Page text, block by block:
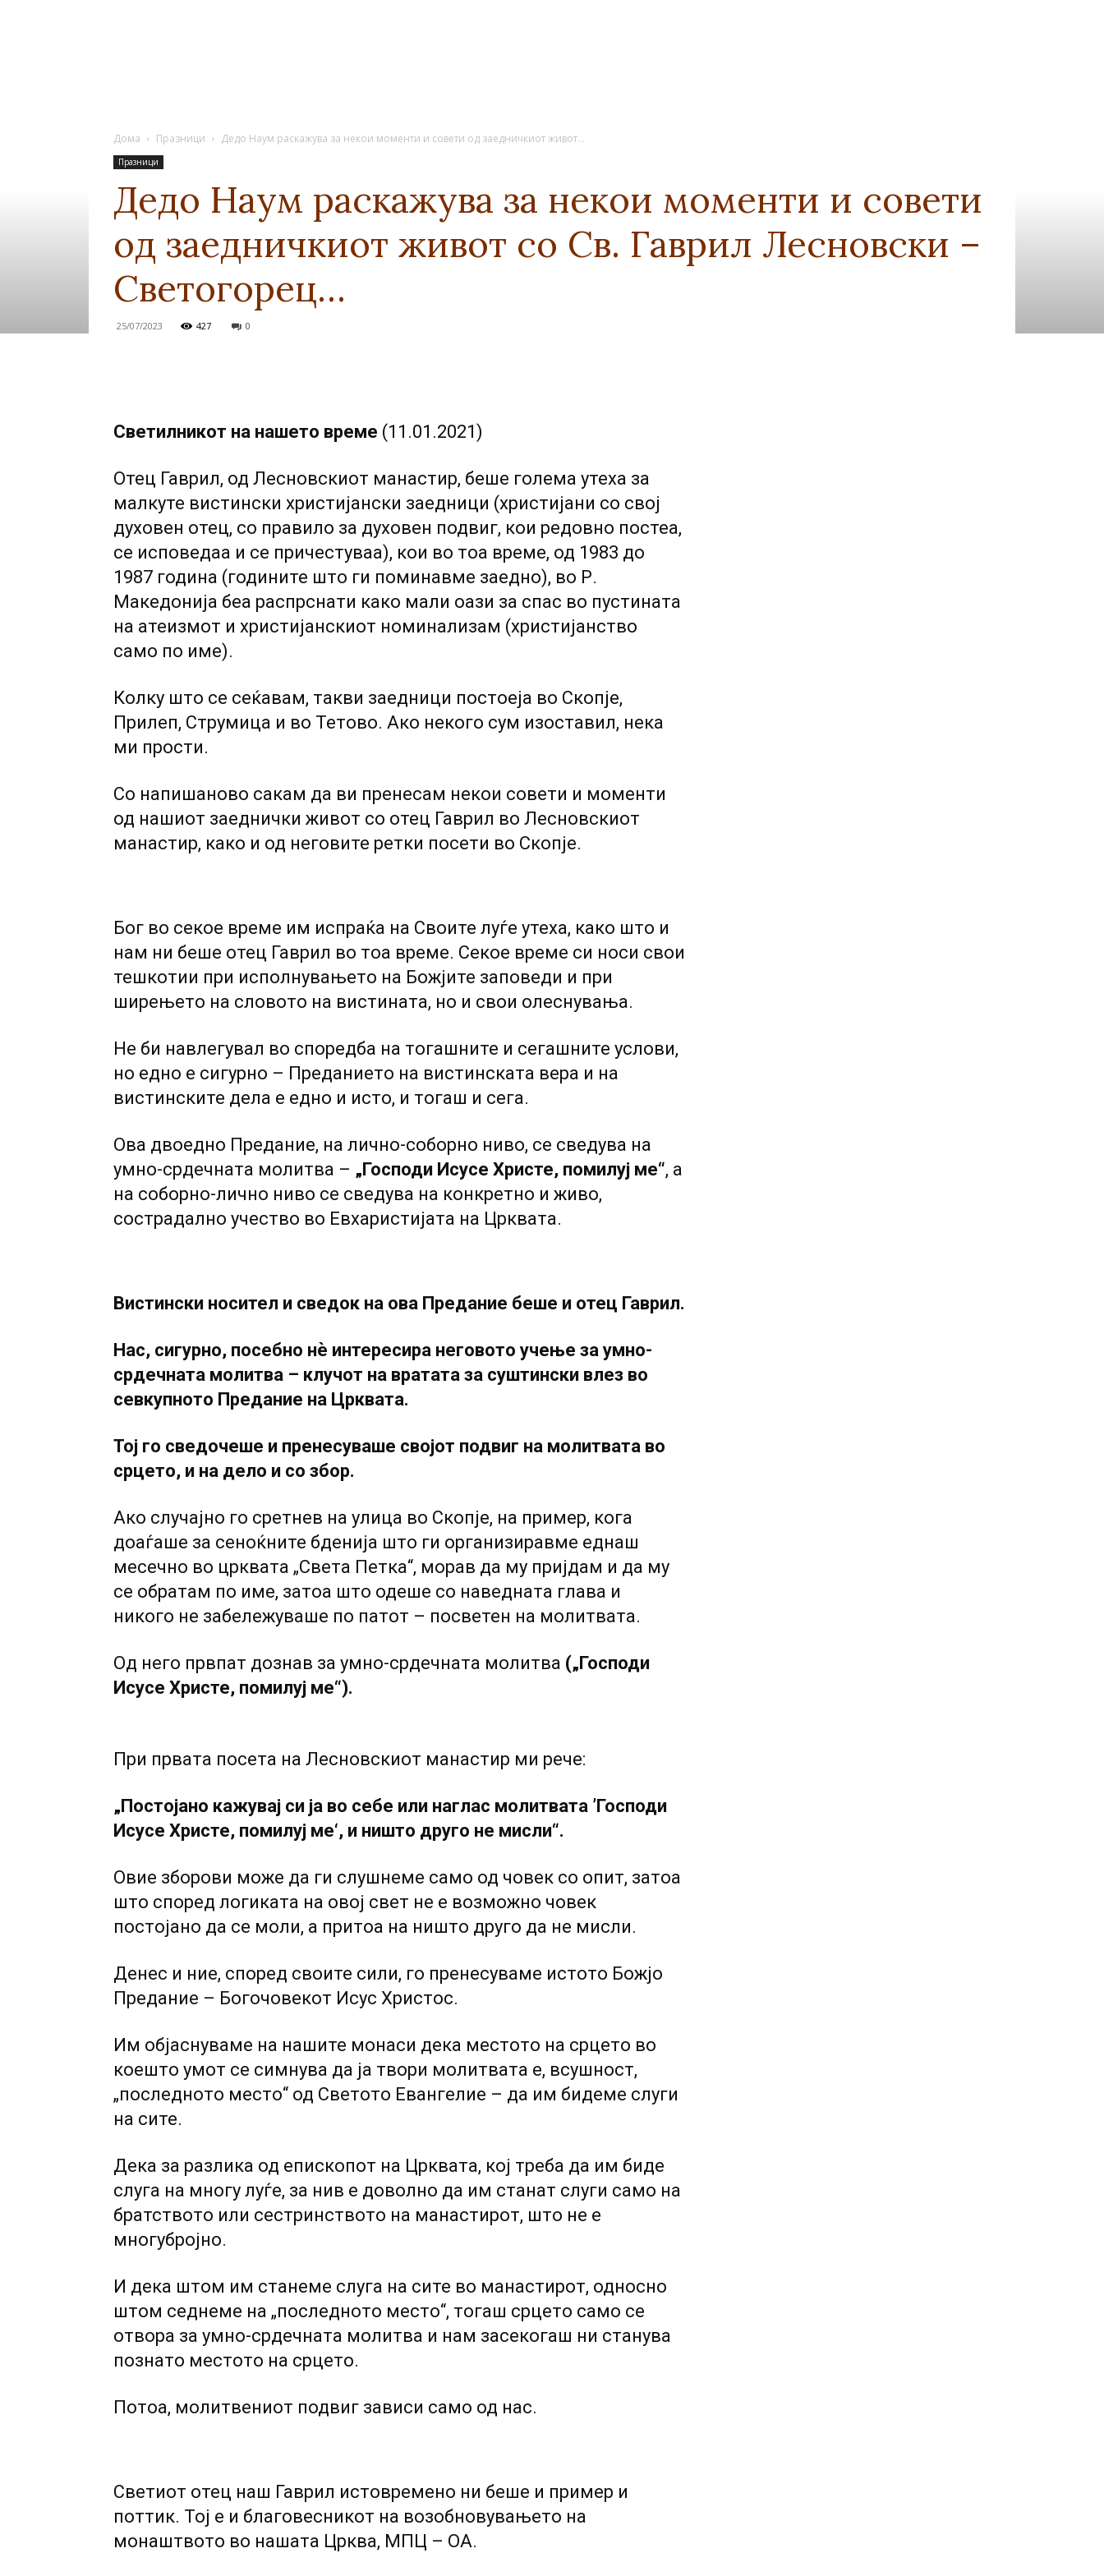
Дома Празници Дедо Наум раскажува за некои моменти и совети од заедничкиот живот...
Празници
Дедо Наум раскажува за некои моменти и совети
од заедничкиот живот со Св. Гаврил Лесновски –
Светогорец…
25/07/2023 427 0
Светилникот на нашето време (11.01.2021)
Отец Гаврил, од Лесновскиот манастир, беше голема утеха за
малкуте вистински христијански заедници (христијани со свој
духовен отец, со правило за духовен подвиг, кои редовно постеа,
се исповедаа и се причестуваа), кои во тоа време, од 1983 до
1987 година (годините што ги поминавме заедно), во Р.
Македонија беа распрснати како мали оази за спас во пустината
на атеизмот и христијанскиот номинализам (христијанство
само по име).
Колку што се сеќавам, такви заедници постоеjа во Скопје,
Прилеп, Струмица и во Тетово. Ако некого сум изоставил, нека
ми прости.
Со напишаново сакам да ви пренесам некои совети и моменти
од нашиот заеднички живот со отец Гаврил во Лесновскиот
манастир, како и од неговите ретки посети во Скопје.
Бог во секое време им испраќа на Своите луѓе утеха, како што и
нам ни беше отец Гаврил во тоа време. Секое време си носи свои
тешкотии при исполнувањето на Божјите заповеди и при
ширењето на словото на вистината, но и свои олеснувања.
Не би навлегувал во споредба на тогашните и сегашните услови,
но едно е сигурно – Преданието на вистинската вера и на
вистинските дела е едно и исто, и тогаш и сега.
Ова двоедно Предание, на лично-соборно ниво, се сведува на
умно-срдечната молитва – „Господи Исусе Христе, помилуј ме“, а
на соборно-лично ниво се сведува на конкретно и живо,
сострадално учество во Евхаристијата на Црквата.
Вистински носител и сведок на ова Предание беше и отец Гаврил.
Нас, сигурно, посебно нѐ интересира неговото учење за умно-
срдечната молитва – клучот на вратата за суштински влез во
севкупното Предание на Црквата.
Тој го сведочеше и пренесуваше својот подвиг на молитвата во
срцето, и на дело и со збор.
Ако случајно го сретнев на улица во Скопје, на пример, кога
доаѓаше за сеноќните бденија што ги организиравме еднаш
месечно во црквата „Света Петка“, морав да му пријдам и да му
се обратам по име, затоа што одеше со наведната глава и
никого не забележуваше по патот – посветен на молитвата.
Од него првпат дознав за умно-срдечната молитва („Господи
Исусе Христе, помилуј ме“).
При првата посета на Лесновскиот манастир ми рече:
„Постојано кажувај си ја во себе или наглас молитвата ’Господи
Исусе Христе, помилуј ме‘, и ништо друго не мисли“.
Овие зборови може да ги слушнеме само од човек со опит, затоа
што според логиката на овој свет не е возможно човек
постојано да се моли, а притоа на ништо друго да не мисли.
Денес и ние, според своите сили, го пренесуваме истото Божјо
Предание – Богочовекот Исус Христос.
Им објаснуваме на нашите монаси дека местото на срцето во
коешто умот се симнува да ја твори молитвата е, всушност,
„последното место“ од Светото Евангелие – да им бидеме слуги
на сите.
Дека за разлика од епископот на Црквата, кој треба да им биде
слуга на многу луѓе, за нив е доволно да им станат слуги само на
братството или сестринството на манастирот, што не е
многубројно.
И дека штом им станеме слуга на сите во манастирот, односно
штом седнеме на „последното место“, тогаш срцето само се
отвора за умно-срдечната молитва и нам засекогаш ни станува
познато местото на срцето.
Потоа, молитвениот подвиг зависи само од нас.
Светиот отец наш Гаврил истовремено ни беше и пример и
поттик. Тој е и благовесникот на возобновувањето на
монаштвото во нашата Црква, МПЦ – ОА.